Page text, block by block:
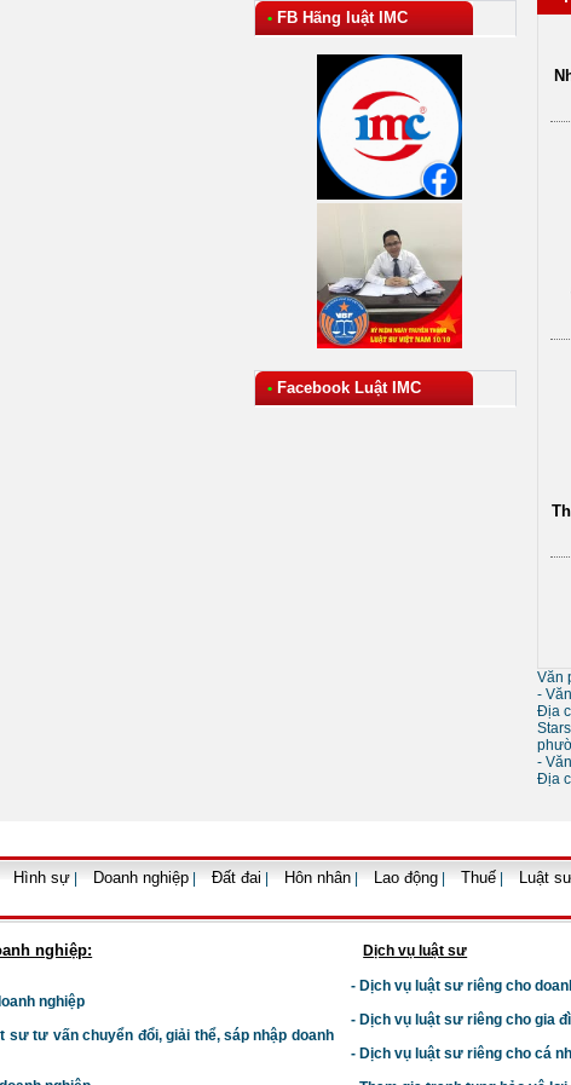
• FB Hãng luật IMC
• Facebook Luật IMC
Văn
-
Địa
-
Địa
Hình sự Doanh nghiệp Đất đai Hôn nhân Lao động Thuế Luật
nghiệp:
nghiệp
sư tư vấn chuyển đổi, giải thể, sáp nhập doanh
Dịch vụ luật sư
- Dịch vụ luật sư riêng cho
- Dịch vụ luật sư riêng cho gia
- Dịch vụ luật sư riêng cho cá